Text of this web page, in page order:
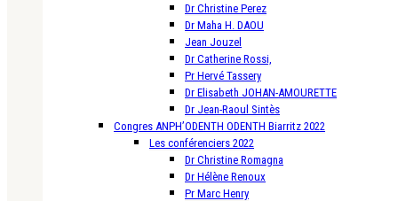
Dr Christine Perez
Dr Maha H. DAOU
Jean Jouzel
Dr Catherine Rossi,
Pr Hervé Tassery
Dr Elisabeth JOHAN-AMOURETTE
Dr Jean-Raoul Sintès
Congres ANPH’ODENTH ODENTH Biarritz 2022
Les conférenciers 2022
Dr Christine Romagna
Dr Hélène Renoux
Pr Marc Henry